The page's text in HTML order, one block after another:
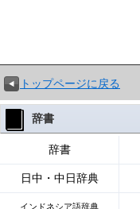
トップページに戻る
辞書
辞書
日中・中日辞典
インドネシア語辞典